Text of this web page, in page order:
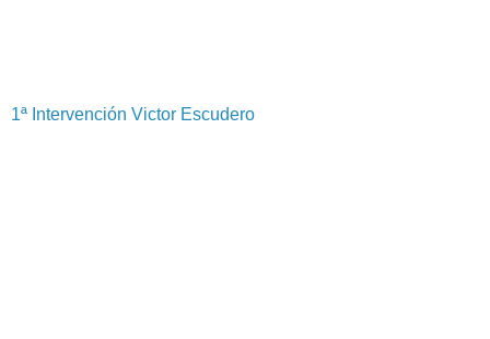
1ª Intervención Victor Escudero